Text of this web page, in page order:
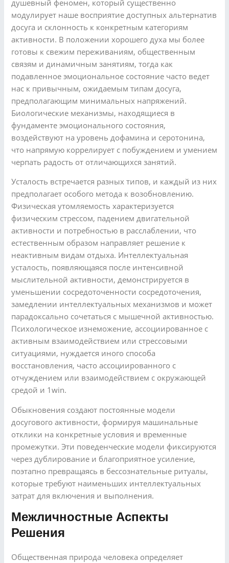
душевный феномен, который существенно
модулирует наше восприятие доступных альтернатив
досуга и склонность к конкретным категориям
активности. В положении хорошего духа мы более
готовы к свежим переживаниям, общественным
связям и динамичным занятиям, тогда как
подавленное эмоциональное состояние часто ведет
нас к привычным, ожидаемым типам досуга,
предполагающим минимальных напряжений.
Биологические механизмы, находящиеся в
фундаменте эмоционального состояния,
воздействуют на уровень дофамина и серотонина,
что напрямую коррелирует с побуждением и умением
черпать радость от отличающихся занятий.
Усталость встречается разных типов, и каждый из них
предполагает особого метода к возобновлению.
Физическая утомляемость характеризуется
физическим стрессом, падением двигательной
активности и потребностью в расслаблении, что
естественным образом направляет решение к
неактивным видам отдыха. Интеллектуальная
усталость, появляющаяся после интенсивной
мыслительной активности, демонстрируется в
уменьшении сосредоточенности сосредоточения,
замедлении интеллектуальных механизмов и может
парадоксально сочетаться с мышечной активностью.
Психологическое изнеможение, ассоциированное с
активным взаимодействием или стрессовыми
ситуациями, нуждается иного способа
восстановления, часто ассоциированного с
отчуждением или взаимодействием с окружающей
средой и 1win.
Обыкновения создают постоянные модели
досугового активности, формируя машинальные
отклики на конкретные условия и временные
промежутки. Эти поведенческие модели фиксируются
через дублирование и благоприятное усиление,
поэтапно превращаясь в бессознательные ритуалы,
которые требуют наименьших интеллектуальных
затрат для включения и выполнения.
Межличностные Аспекты
Решения
Общественная природа человека определяет